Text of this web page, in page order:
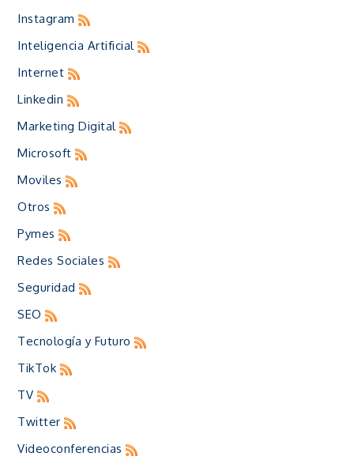
Instagram
Inteligencia Artificial
Internet
Linkedin
Marketing Digital
Microsoft
Moviles
Otros
Pymes
Redes Sociales
Seguridad
SEO
Tecnología y Futuro
TikTok
TV
Twitter
Videoconferencias